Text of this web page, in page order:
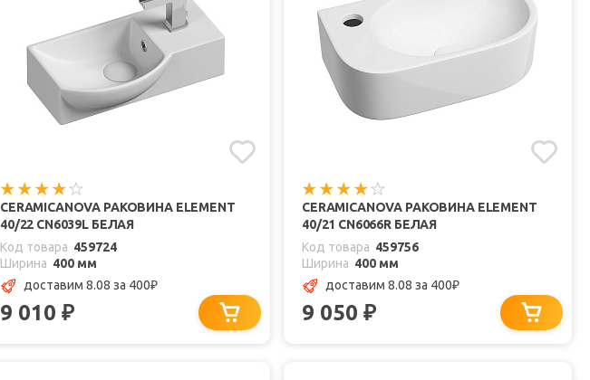
CERAMICANOVA РАКОВИНА ELEMENT
40/22 CN6039L БЕЛАЯ
Код товара 459724
Ширина 400 мм
доставим 8.08 за 400₽
9 010 ₽
CERAMICANOVA РАКОВИНА ELEMENT
40/21 CN6066R БЕЛАЯ
Код товара 459756
Ширина 400 мм
доставим 8.08 за 400₽
9 050 ₽